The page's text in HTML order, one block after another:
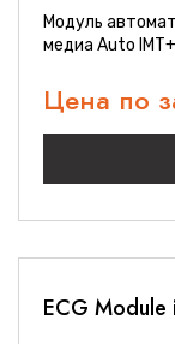
Модуль
медиа Auto IMT+
Цена по
ECG Module